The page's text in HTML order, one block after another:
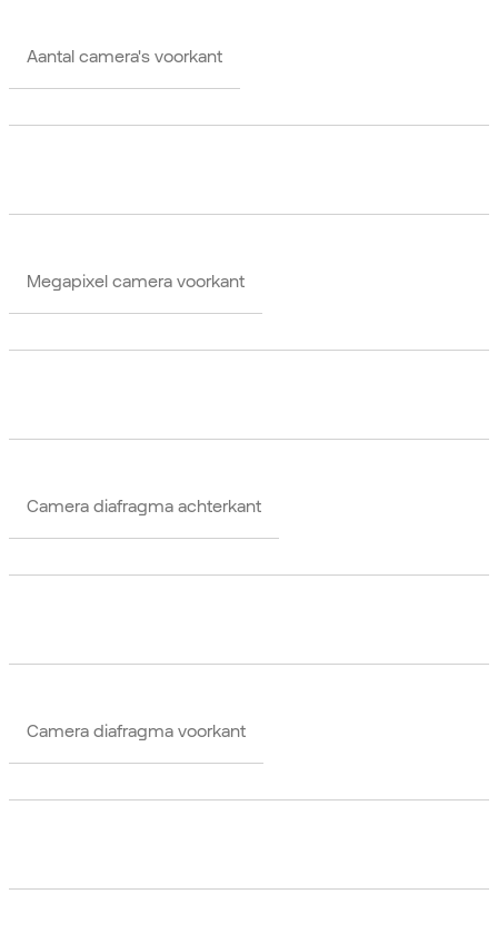
Aantal camera's voorkant
Megapixel camera voorkant
Camera diafragma achterkant
Camera diafragma voorkant